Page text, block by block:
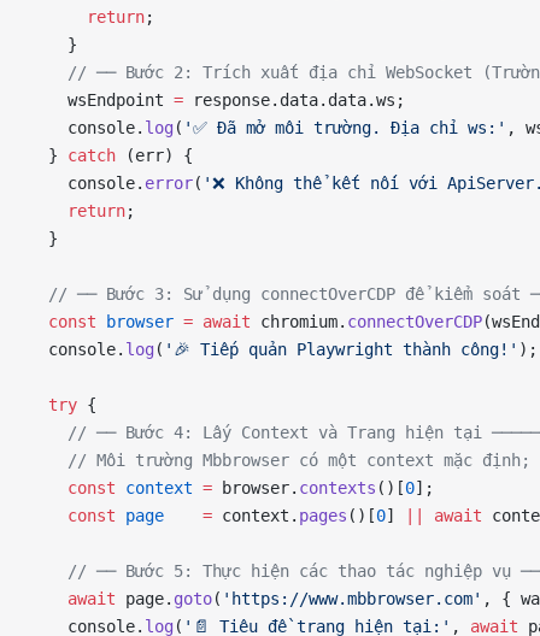
      return
;
    }
// ── Bước 2: Trích xuất địa chỉ WebSocket
    wsEndpoint
= response.data.data.ws;
    console.
log ( '✅ Đã mở môi trường. Địa chỉ ws:' ,
  }
catch (err) {
    console.
error( '❌ Không thể kết nối với
    return
;
  }
// ── Bước 3: Sử dụng connectOverCDP để kiểm soát
  const
browser = await chromium. connectOverCDP
  console.
log ( '🎉 Tiếp quản Playwright thành công!' );
  try
{
// ── Bước 4: Lấy Context và Trang hiện tại
// Môi trường Mbbrowser có một context mặc định;
    const
context = browser. contexts ()[0];
    const
page
    =
context. pages ()[0] await
// ── Bước 5: Thực hiện các thao tác nghiệp vụ
    await
page. goto( 'https://www.mbbrowser.com' , {
    console.
log ( '📄 Tiêu đề trang hiện tại:' , await